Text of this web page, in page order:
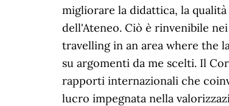
migliorare la didattica, la
dell'Ateneo. Ciò è rinvenibile
travelling in an area where the
su argomenti da me scelti. Il
rapporti internazionali che
lucro impegnata nella